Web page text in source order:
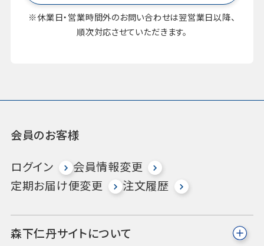
※休業日・営業時間外のお問い合わせは翌営業日以降、
順次対応させていただきます。
会員のお客様
ログイン
会員情報変更
定期お届け便変更
注文履歴
森下仁丹サイトについて